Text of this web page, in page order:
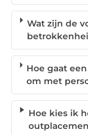
Wat zijn de
Hoe gaat
om met
Hoe kies ik